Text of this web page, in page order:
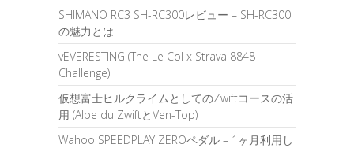
SHIMANO RC3 SH-RC300レビュー – SH-RC300
の魅力とは
vEVERESTING (The Le Col x Strava 8848
Challenge)
仮想富士ヒルクライムとしてのZwiftコースの活
用 (Alpe du ZwiftとVen-Top)
Wahoo SPEEDPLAY ZEROペダル – 1ヶ月利用し